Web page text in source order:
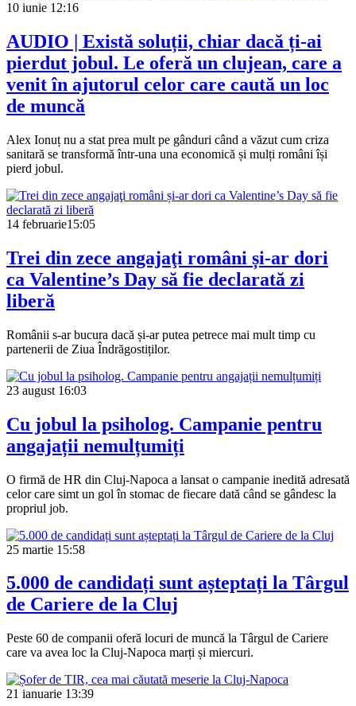
10 iunie 12:16
AUDIO | Există soluții, chiar dacă ți-ai
pierdut jobul. Le oferă un clujean, care a
venit în ajutorul celor care caută un loc
de muncă
Alex Ionuț nu a stat prea mult pe gânduri când a văzut cum criza
sanitară se transformă într-una una economică și mulți români își
pierd jobul.
14 februarie15:05
Trei din zece angajaţi români și-ar dori
ca Valentine’s Day să fie declarată zi
liberă
Românii s-ar bucura dacă și-ar putea petrece mai mult timp cu
partenerii de Ziua Îndrăgostiților.
23 august 16:03
Cu jobul la psiholog. Campanie pentru
angajații nemulțumiți
O firmă de HR din Cluj-Napoca a lansat o campanie inedită adresată
celor care simt un gol în stomac de fiecare dată când se gândesc la
propriul job.
25 martie 15:58
5.000 de candidați sunt așteptați la Târgul
de Cariere de la Cluj
Peste 60 de companii oferă locuri de muncă la Târgul de Cariere
care va avea loc la Cluj-Napoca marți și miercuri.
21 ianuarie 13:39